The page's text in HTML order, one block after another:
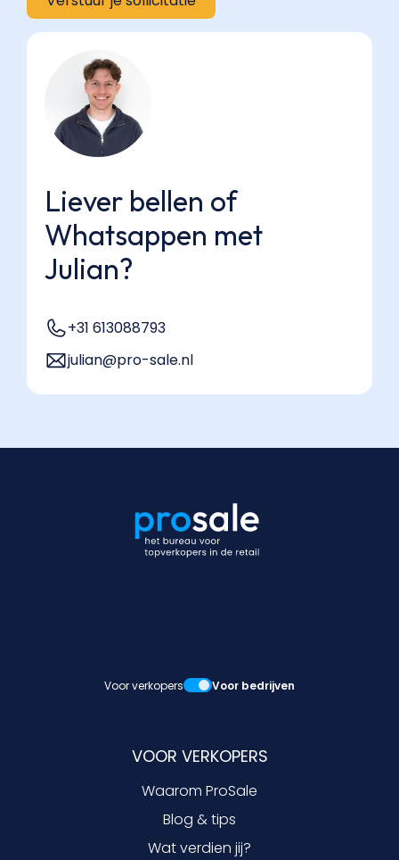
Liever bellen of
Whatsappen met
Julian?
+31 613088793
julian@pro-sale.nl
Voor verkopers Voor bedrijven
VOOR VERKOPERS
Waarom ProSale
Blog & tips
Wat verdien jij?